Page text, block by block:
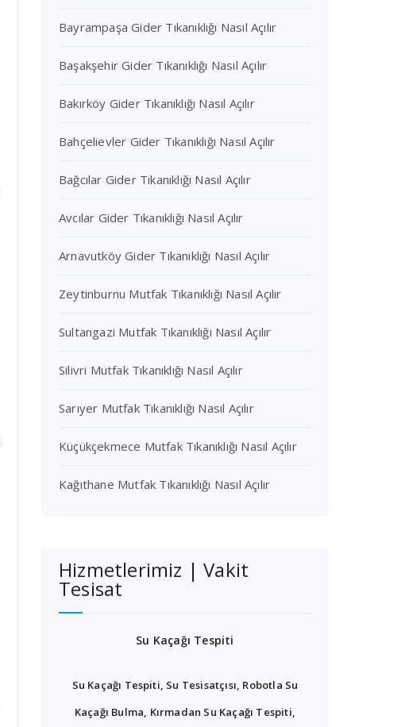
Bayrampaşa Gider Tıkanıklığı Nasıl Açılır
Başakşehir Gider Tıkanıklığı Nasıl Açılır
Bakırköy Gider Tıkanıklığı Nasıl Açılır
Bahçelievler Gider Tıkanıklığı Nasıl Açılır
Bağcılar Gider Tıkanıklığı Nasıl Açılır
Avcılar Gider Tıkanıklığı Nasıl Açılır
Arnavutköy Gider Tıkanıklığı Nasıl Açılır
Zeytinburnu Mutfak Tıkanıklığı Nasıl Açılır
Sultangazi Mutfak Tıkanıklığı Nasıl Açılır
Silivri Mutfak Tıkanıklığı Nasıl Açılır
Sarıyer Mutfak Tıkanıklığı Nasıl Açılır
Küçükçekmece Mutfak Tıkanıklığı Nasıl Açılır
Kağıthane Mutfak Tıkanıklığı Nasıl Açılır
Hizmetlerimiz | Vakit
Tesisat
Su Kaçağı Tespiti
Su Kaçağı Tespiti, Su Tesisatçısı, Robotla Su
Kaçağı Bulma, Kırmadan Su Kaçağı Tespiti,